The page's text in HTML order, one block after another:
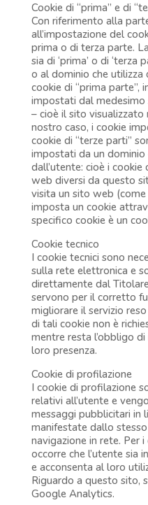
Cookie di “prima” e di
Con riferimento alla
all’impostazione del
prima o di terza parte.
sia di ‘prima’ o di ‘terza
o al dominio che
cookie di “prima parte”,
impostati dal
– cioè il sito visualizzato
nostro caso, i cookie
cookie di “terze parti”
impostati da un
dall’utente: cioè i
web diversi da questo
visita un sito web
imposta un cookie
specifico cookie è un
Cookie tecnico
I cookie tecnici sono
sulla rete elettronica e
direttamente dal
servono per il corretto
migliorare il servizio
di tali cookie non è
mentre resta l’obbligo
loro presenza.
Cookie di profilazione
I cookie di profilazione
relativi all’utente e
messaggi pubblicitari in
manifestate dallo
navigazione in rete. Per
occorre che l’utente sia
e acconsenta al loro
Riguardo a questo sito,
Google Analytics.